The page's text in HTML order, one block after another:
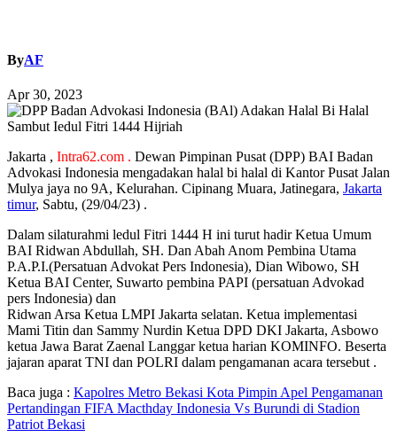
ByAF
Apr 30, 2023
Jakarta , Intra62.com . Dewan Pimpinan Pusat (DPP) BAI Badan
Advokasi Indonesia mengadakan halal bi halal di Kantor Pusat Jalan
Mulya jaya no 9A, Kelurahan. Cipinang Muara, Jatinegara, Jakarta
timur, Sabtu, (29/04/23) .
Dalam silaturahmi ledul Fitri 1444 H ini turut hadir Ketua Umum
BAI Ridwan Abdullah, SH. Dan Abah Anom Pembina Utama
P.A.P.I.(Persatuan Advokat Pers Indonesia), Dian Wibowo, SH
Ketua BAI Center, Suwarto pembina PAPI (persatuan Advokad
pers Indonesia) dan
Ridwan Arsa Ketua LMPI Jakarta selatan. Ketua implementasi
Mami Titin dan Sammy Nurdin Ketua DPD DKI Jakarta, Asbowo
ketua Jawa Barat Zaenal Langgar ketua harian KOMINFO. Beserta
jajaran aparat TNI dan POLRI dalam pengamanan acara tersebut .
Baca juga : Kapolres Metro Bekasi Kota Pimpin Apel Pengamanan
Pertandingan FIFA Macthday Indonesia Vs Burundi di Stadion
Patriot Bekasi